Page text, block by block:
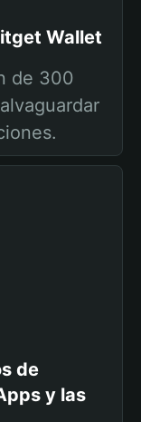
Wallet
de 300
de
y las